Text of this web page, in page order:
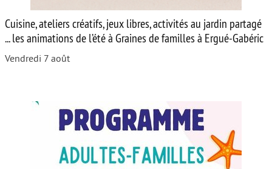
Cuisine, ateliers créatifs, jeux libres, activités au jardin partagé
... les animations de l’été à Graines de familles à Ergué-Gabéric
Vendredi 7 août